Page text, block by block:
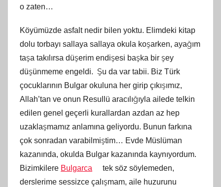
a
n
o zaten…
Köyümüzde asfalt nedir bilen yoktu. Elimdeki kitap
dolu torbayı sallaya sallaya okula koşarken, ayağım
taşa takılırsa düşerim endişesi başka bir şey
düşünmeme engeldi. Şu da var tabii. Biz Türk
çocuklarının Bulgar okuluna her girip çıkışımız,
Allah’tan ve onun Resullü aracılığıyla ailede telkin
edilen genel geçerli kurallardan azdan az hep
uzaklaşmamız anlamına geliyordu. Bunun farkına
çok sonradan varabilmiştim… Evde Müslüman
kazanında, okulda Bulgar kazanında kaynıyordum.
Bizimkilere Bulgarca
tek söz söylemeden,
derslerime sessizce çalışmam, aile huzurunu